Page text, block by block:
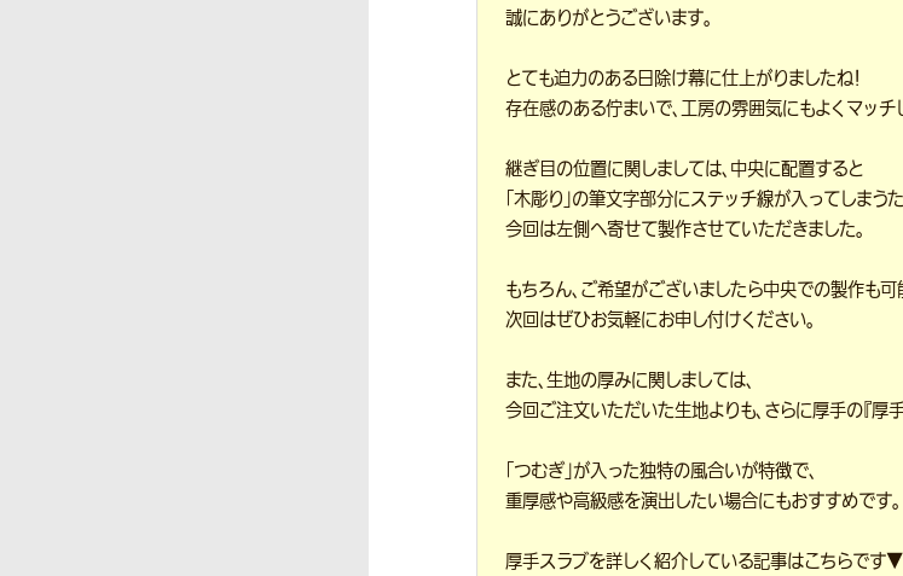
誠にありがとうございます。
とても迫力のある日除け幕に仕上がりましたね！
存在感のある佇まいで、工房の雰囲気にもよくマッチ
継ぎ目の位置に関しましては、中央に配置すると
「木彫り」の筆文字部分にステッチ線が入ってしまうた
今回は左側へ寄せて製作させていただきました。
もちろん、ご希望がございましたら中央での製作も可
次回はぜひお気軽にお申し付けください。
また、生地の厚みに関しましては、
今回ご注文いただいた生地よりも、さらに厚手の『厚
「つむぎ」が入った独特の風合いが特徴で、
重厚感や高級感を演出したい場合にもおすすめです。
厚手スラブを詳しく紹介している記事はこちらです▼